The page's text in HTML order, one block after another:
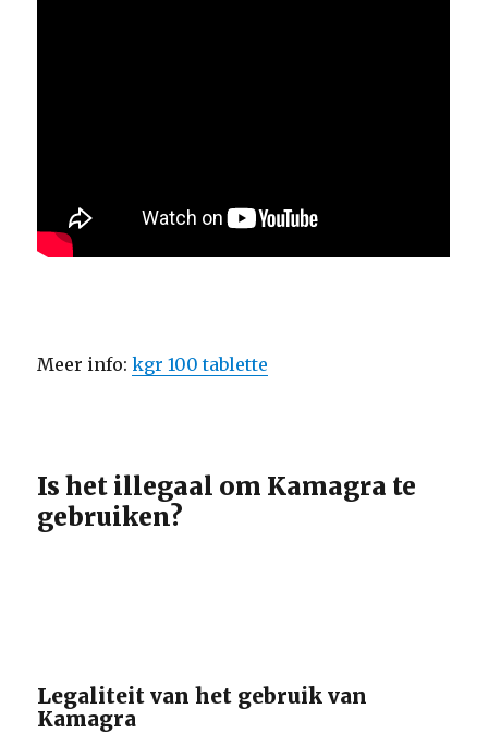
Meer info:kgr 100 tablette
Is het illegaal om Kamagra te
gebruiken?
Legaliteit van het gebruik van
Kamagra